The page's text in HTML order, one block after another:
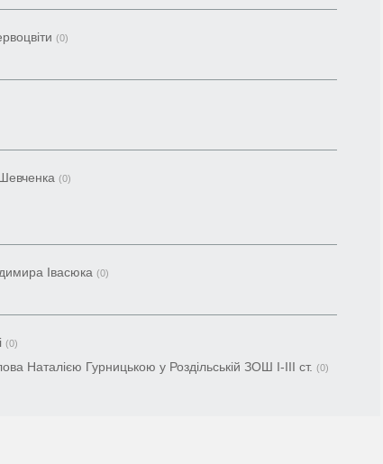
(0)
(0)
Івасюка (0)
(0)
Наталією Гурницькою у Роздільській ЗОШ I-III cт. (0)